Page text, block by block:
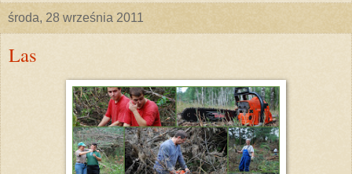
środa, 28 września 2011
Las